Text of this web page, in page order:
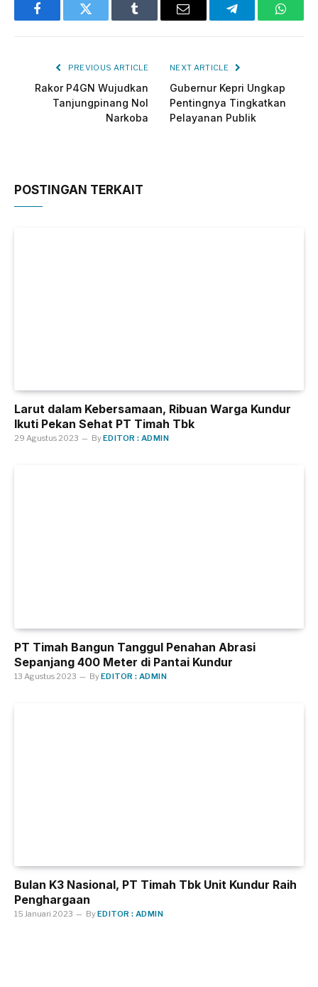
FacebookTwitter Tumblr Email Telegram
PREVIOUS ARTICLE
Rakor P4GN Wujudkan
Tanjungpinang Nol
Narkoba
NEXT ARTICLE
Gubernur Kepri Ungkap
Pentingnya Tingkatkan
Pelayanan Publik
POSTINGAN TERKAIT
Larut dalam Kebersamaan, Ribuan Warga Kundur
Ikuti Pekan Sehat PT Timah Tbk
29 Agustus 2023 ByEDITOR : ADMIN
PT Timah Bangun Tanggul Penahan Abrasi
Sepanjang 400 Meter di Pantai Kundur
13 Agustus 2023 ByEDITOR : ADMIN
Bulan K3 Nasional, PT Timah Tbk Unit Kundur Raih
Penghargaan
15 Januari 2023 ByEDITOR : ADMIN